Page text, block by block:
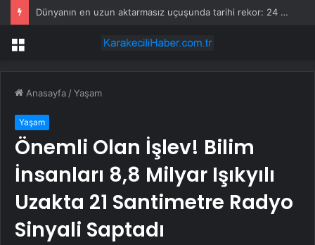
Dünyanın en uzun aktarmasız uçuşunda tarihi rekor: 24 saatten fazla havada kaldılar
Menü
Anasayfa /Yaşam
Yaşam
Önemli Olan İşlev! Bilim
İnsanları 8,8 Milyar Işıkyılı
Uzakta 21 Santimetre Radyo
Sinyali Saptadı